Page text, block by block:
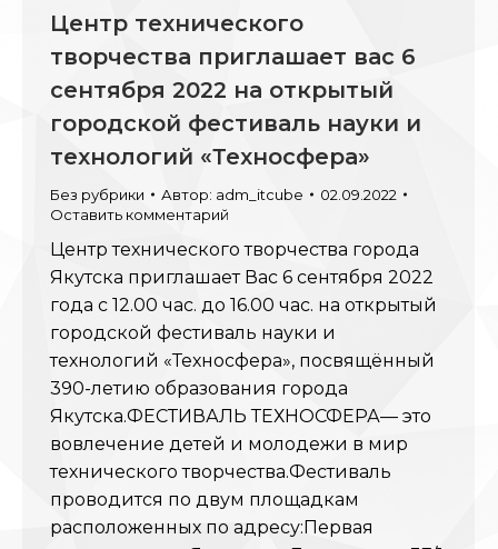
Центр технического
творчества приглашает вас 6
сентября 2022 на открытый
городской фестиваль науки и
технологий «Техносфера»
Без рубрики Автор: adm_itcube
02.09.2022
Оставить комментарий
Центр технического творчества города
Якутска приглашает Вас 6 сентября 2022
года с 12.00 час. до 16.00 час. на открытый
городской фестиваль науки и
технологий «Техносфера», посвящённый
390-летию образования города
Якутска.ФЕСТИВАЛЬ ТЕХНОСФЕРА— это
вовлечение детей и молодежи в мир
технического творчества.Фестиваль
проводится по двум площадкам
расположенных по адресу:Первая